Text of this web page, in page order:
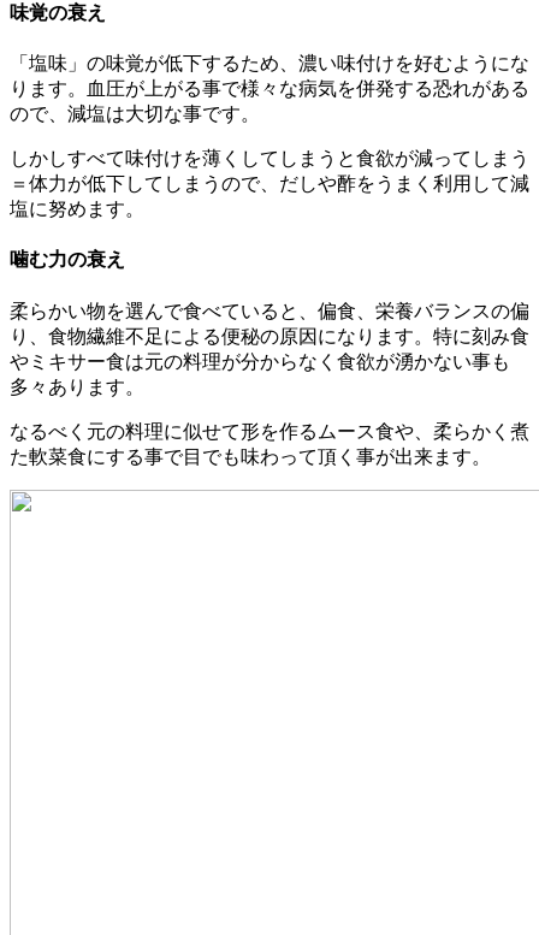
味覚の衰え
「塩味」の味覚が低下するため、濃い味付けを好むようにな
ります。血圧が上がる事で様々な病気を併発する恐れがある
ので、減塩は大切な事です。
しかしすべて味付けを薄くしてしまうと食欲が減ってしまう
＝体力が低下してしまうので、だしや酢をうまく利用して減
塩に努めます。
噛む力の衰え
柔らかい物を選んで食べていると、偏食、栄養バランスの偏
り、食物繊維不足による便秘の原因になります。特に刻み食
やミキサー食は元の料理が分からなく食欲が湧かない事も
多々あります。
なるべく元の料理に似せて形を作るムース食や、柔らかく煮
た軟菜食にする事で目でも味わって頂く事が出来ます。